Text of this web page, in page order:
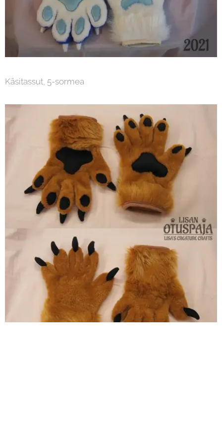
Käsitassut, 5-sormea